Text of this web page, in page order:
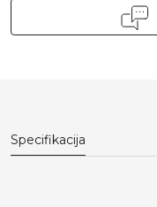
Specifikacija